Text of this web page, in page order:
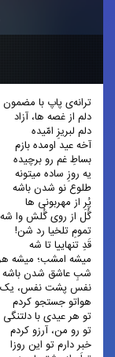
ترانه‌ی پاپ با مضمون
دلم از غصه ها، آزاد
دلم لبریزِ امّیده
آخه عید اومده بازم
بساطِ غم رو برچیده
یه روزِ ساده میتونه
طلوع نو شدن باشه
پُرِ از مهربونی ها
گُل از روی گُلش وا شه
تمومِ تلخیا رد شن!
قَدِ تنهاییا تا شه
میشه امشب؛ میشه
شبِ عاشق شدن باشه
نفس پشت نفس، یک
هواتو جستجو کردم
تو هر عیدی با دلتنگی
تو رو من، آرزو کردم
خبر دارم تو این روزا